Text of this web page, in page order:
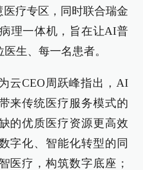
疗专区，同时联合瑞金
理一体机，旨在让AI普
生、每一名患者。
云CEO周跃峰指出，AI
来传统医疗服务模式的
的优质医疗资源更高效
字化、智能化转型的同
医疗，构筑数字底座；